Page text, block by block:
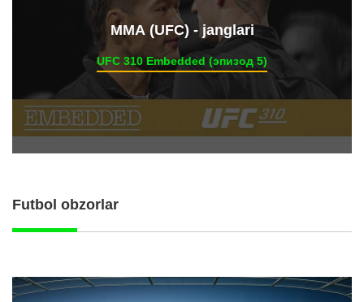
ММА (UFC) - janglari
UFC 310 Embedded (эпизод 5)
Futbol obzorlar